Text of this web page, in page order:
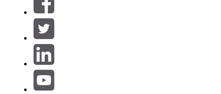
筛选器 (0)
选择筛选器
产品区域